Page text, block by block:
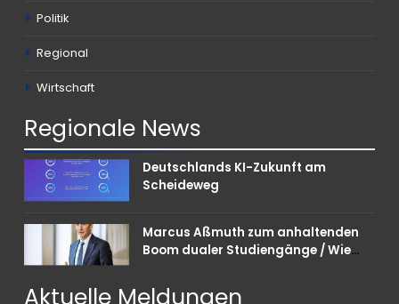
Politik
Regional
Wirtschaft
Regionale News
Deutschlands KI-Zukunft am
Scheideweg
Marcus Aßmuth zum anhaltenden
Boom dualer Studiengänge / Wie
punkten können
Aktuelle Meldungen